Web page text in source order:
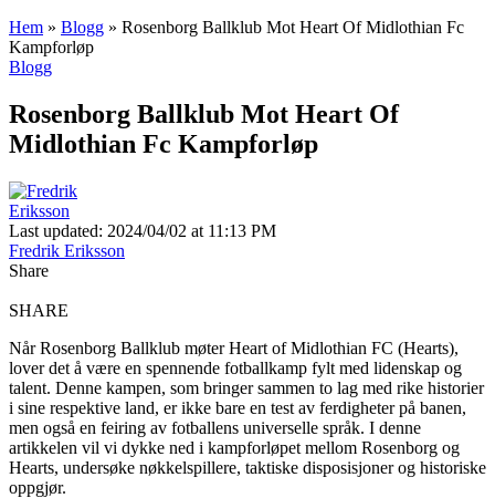
Hem » Blogg » Rosenborg Ballklub Mot Heart Of Midlothian Fc
Kampforløp
Blogg
Rosenborg Ballklub Mot Heart Of
Midlothian Fc Kampforløp
Last updated: 2024/04/02 at 11:13 PM
Fredrik Eriksson
Share
SHARE
Når Rosenborg Ballklub møter Heart of Midlothian FC (Hearts),
lover det å være en spennende fotballkamp fylt med lidenskap og
talent. Denne kampen, som bringer sammen to lag med rike historier
i sine respektive land, er ikke bare en test av ferdigheter på banen,
men også en feiring av fotballens universelle språk. I denne
artikkelen vil vi dykke ned i kampforløpet mellom Rosenborg og
Hearts, undersøke nøkkelspillere, taktiske disposisjoner og historiske
oppgjør.